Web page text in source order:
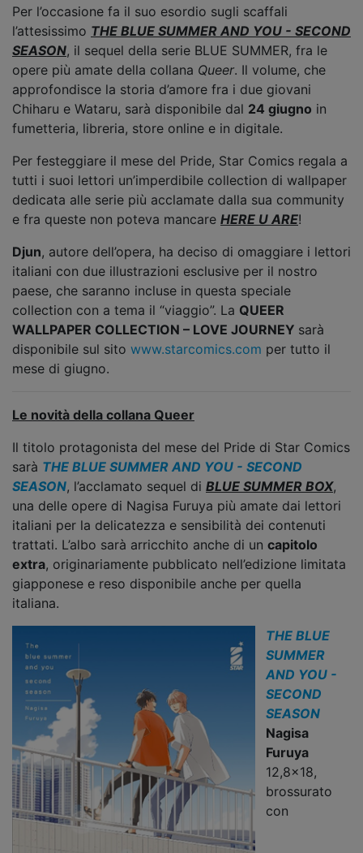
Per l’occasione fa il suo esordio sugli scaffali
l’attesissimo THE BLUE SUMMER AND YOU - SECOND
SEASON, il sequel della serie BLUE SUMMER, fra le
opere più amate della collana Queer. Il volume, che
approfondisce la storia d’amore fra i due giovani
Chiharu e Wataru, sarà disponibile dal 24 giugno in
fumetteria, libreria, store online e in digitale.
Per festeggiare il mese del Pride, Star Comics regala a
tutti i suoi lettori un’imperdibile collection di wallpaper
dedicata alle serie più acclamate dalla sua community
e fra queste non poteva mancare HERE U ARE!
Djun, autore dell’opera, ha deciso di omaggiare i lettori
italiani con due illustrazioni esclusive per il nostro
paese, che saranno incluse in questa speciale
collection con a tema il “viaggio”. La QUEER
WALLPAPER COLLECTION – LOVE JOURNEY sarà
disponibile sul sito www.starcomics.com per tutto il
mese di giugno.
Le novità della collana Queer
Il titolo protagonista del mese del Pride di Star Comics
sarà THE BLUE SUMMER AND YOU - SECOND
SEASON, l’acclamato sequel di BLUE SUMMER BOX,
una delle opere di Nagisa Furuya più amate dai lettori
italiani per la delicatezza e sensibilità dei contenuti
trattati. L’albo sarà arricchito anche di un capitolo
extra, originariamente pubblicato nell’edizione limitata
giapponese e reso disponibile anche per quella
italiana.
THE BLUE
SUMMER
AND YOU -
SECOND
SEASON
Nagisa
Furuya
12,8x18,
brossurato
con